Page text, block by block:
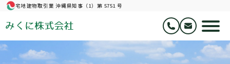
宅地建物取引業 沖縄県知事（1）第 5751 号
みくに株式会社